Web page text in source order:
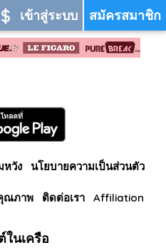
สมัครสมาชิก
เข้าสู่ระบบ
$
หวัง นโยบายความเป็นส่วนตัว
ณภาพ ติดต่อเรา Affiliation
ในเครือ